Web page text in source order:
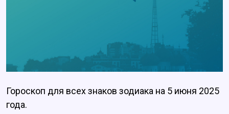
Гороскоп для всех знаков зодиака на 5 июня 2025
года.